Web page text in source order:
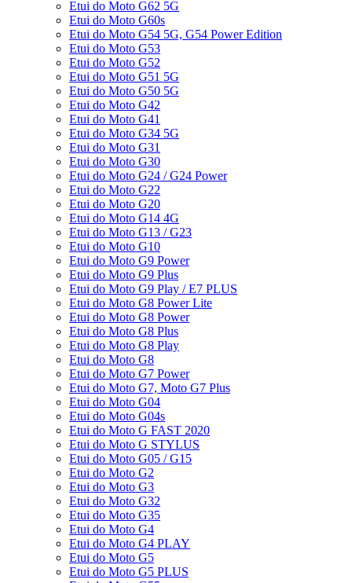
Etui do Moto G62 5G
Etui do Moto G60s
Etui do Moto G54 5G, G54 Power Edition
Etui do Moto G53
Etui do Moto G52
Etui do Moto G51 5G
Etui do Moto G50 5G
Etui do Moto G42
Etui do Moto G41
Etui do Moto G34 5G
Etui do Moto G31
Etui do Moto G30
Etui do Moto G24 / G24 Power
Etui do Moto G22
Etui do Moto G20
Etui do Moto G14 4G
Etui do Moto G13 / G23
Etui do Moto G10
Etui do Moto G9 Power
Etui do Moto G9 Plus
Etui do Moto G9 Play / E7 PLUS
Etui do Moto G8 Power Lite
Etui do Moto G8 Power
Etui do Moto G8 Plus
Etui do Moto G8 Play
Etui do Moto G8
Etui do Moto G7 Power
Etui do Moto G7, Moto G7 Plus
Etui do Moto G04
Etui do Moto G04s
Etui do Moto G FAST 2020
Etui do Moto G STYLUS
Etui do Moto G05 / G15
Etui do Moto G2
Etui do Moto G3
Etui do Moto G32
Etui do Moto G35
Etui do Moto G4
Etui do Moto G4 PLAY
Etui do Moto G5
Etui do Moto G5 PLUS